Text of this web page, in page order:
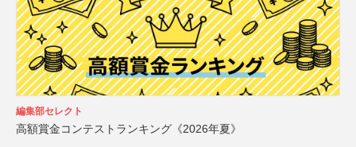
編集部セレクト
高額賞金コンテストランキング《2026年夏》